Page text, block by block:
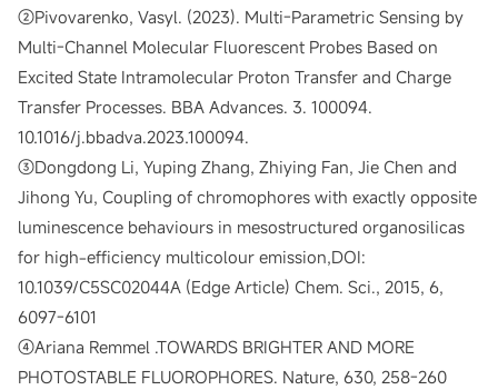
②Pivovarenko, Vasyl. (2023). Multi-Parametric Sensing by
Multi-Channel Molecular Fluorescent Probes Based on
Excited State Intramolecular Proton Transfer and Charge
Transfer Processes. BBA Advances. 3. 100094.
10.1016/j.bbadva.2023.100094.
③Dongdong Li, Yuping Zhang, Zhiying Fan, Jie Chen and
Jihong Yu, Coupling of chromophores with exactly opposite
luminescence behaviours in mesostructured organosilicas
for high-efficiency multicolour emission,DOI:
10.1039/C5SC02044A (Edge Article) Chem. Sci., 2015, 6,
6097-6101
④Ariana Remmel .TOWARDS BRIGHTER AND MORE
PHOTOSTABLE FLUOROPHORES. Nature, 630, 258-260